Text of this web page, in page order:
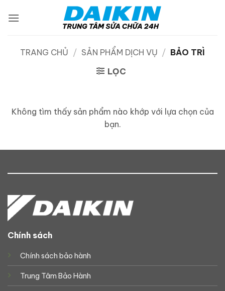
qua
TRANG CHỦ / SẢN PHẨM DỊCH VỤ / BẢO TRÌ
LỌC
Không tìm thấy sản phẩm nào khớp với lựa chọn của
bạn.
Chính sách
Chính sách bảo hành
Trung Tâm Bảo Hành